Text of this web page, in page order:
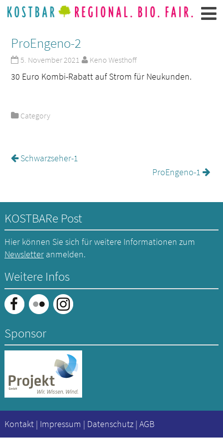
ProEngeno-2
5. November 2021 Keno Westhoff
30 Euro Kombi-Rabatt auf Strom für Neukunden.
Category
Schwarzseher-1
ProEngeno-1
KOSTBARe Post
Hier können Sie sich für weitere Informationen zum
Newsletteranmelden.
Weitere Infos
Sponsor
Kontakt | Impressum | Datenschutz | AGB